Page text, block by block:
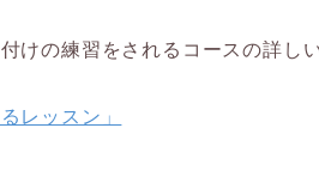
けの練習をされるコースの詳し
レッスン」